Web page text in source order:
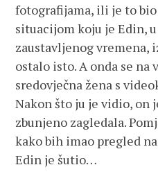
fotografijama, ili je to
situacijom koju je Edin,
zaustavljenog vremena,
ostalo isto. A onda se na
sredovječna žena s
Nakon što ju je vidio, on
zbunjeno zagledala.
kako bih imao pregled
Edin je šutio…